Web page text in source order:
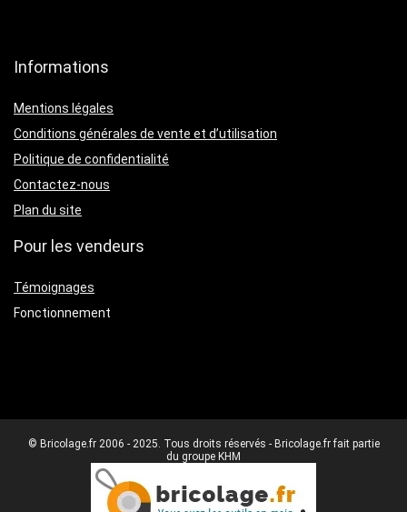
Informations
Mentions légales
Conditions générales de vente et d’utilisation
Politique de confidentialité
Contactez-nous
Plan du site
Pour les vendeurs
Témoignages
Fonctionnement
© Bricolage.fr 2006 - 2025. Tous droits réservés - Bricolage.fr fait partie
du groupe KHM